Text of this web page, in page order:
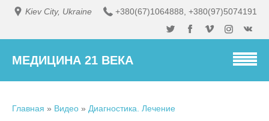
Kiev City, Ukraine +380(67)1064888, +380(97)5074191
МЕДИЦИНА 21 ВЕКА
Главная » Видео » Диагностика. Лечение